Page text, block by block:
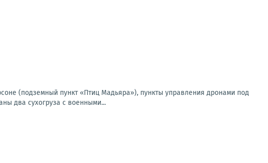
(подземный пункт «Птиц Мадьяра»), пункты управления дронами под
два сухогруза с военными...